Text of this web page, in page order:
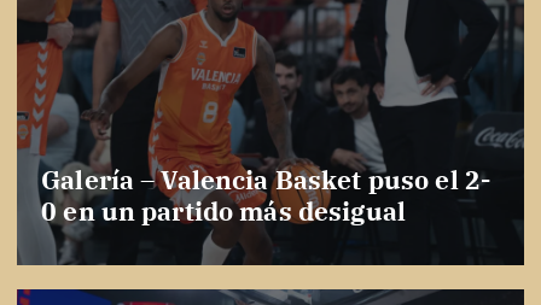
Galería – Valencia Basket puso el 2-
0 en un partido más desigual